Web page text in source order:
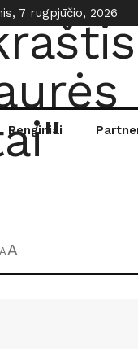
7 rugpjūčio, 2026
Renginiai
AA